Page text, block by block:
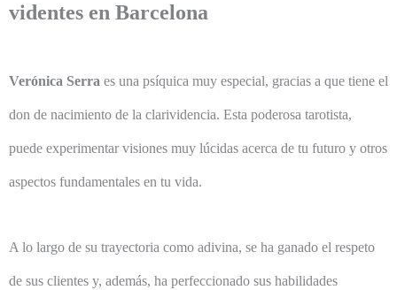
videntes en Barcelona
Verónica Serra es una psíquica muy especial, gracias a que tiene el
don de nacimiento de la clarividencia. Esta poderosa tarotista,
puede experimentar visiones muy lúcidas acerca de tu futuro y otros
aspectos fundamentales en tu vida.
A lo largo de su trayectoria como adivina, se ha ganado el respeto
de sus clientes y, además, ha perfeccionado sus habilidades